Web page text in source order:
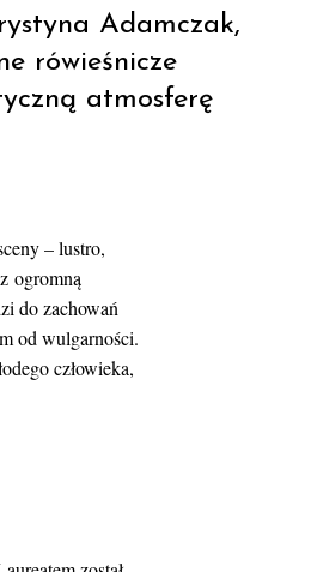
Adamczak,
rówieśnicze
atmosferę
– lustro,
ogromną
do zachowań
od wulgarności.
człowieka,